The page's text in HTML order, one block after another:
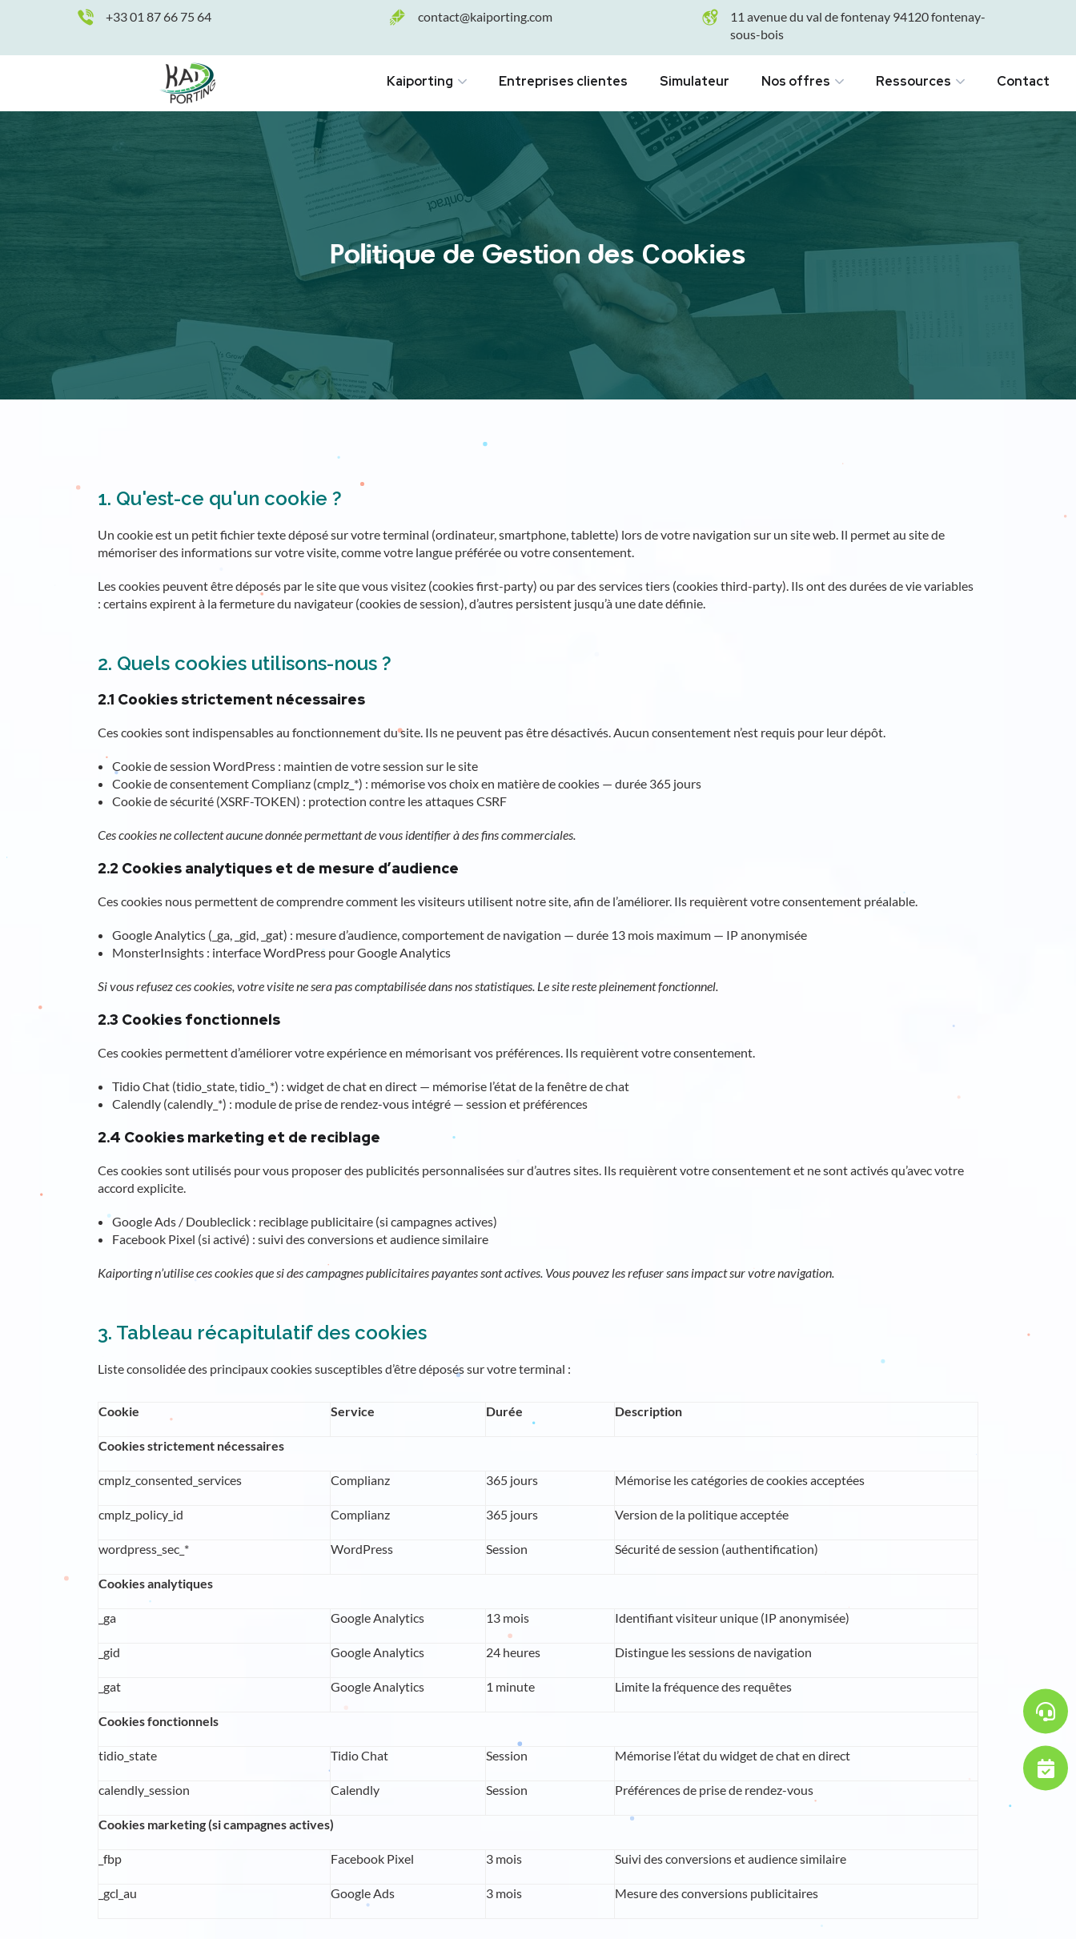
+33 01 87 66 75 64 contact@kaiporting.com
11 avenue du val de fontenay 94120 fontenay-
sous-bois
Kaiporting Entreprises clientes Simulateur Nos offres Ressources Contact
Politique de Gestion des Cookies
1. Qu'est-ce qu'un cookie ?
Un cookie est un petit fichier texte déposé sur votre terminal (ordinateur, smartphone, tablette) lors de votre navigation sur un site web. Il permet au site de
mémoriser des informations sur votre visite, comme votre langue préférée ou votre consentement.
Les cookies peuvent être déposés par le site que vous visitez (cookies first-party) ou par des services tiers (cookies third-party). Ils ont des durées de vie variables
: certains expirent à la fermeture du navigateur (cookies de session), d’autres persistent jusqu’à une date définie.
2. Quels cookies utilisons-nous ?
2.1 Cookies strictement nécessaires
Ces cookies sont indispensables au fonctionnement du site. Ils ne peuvent pas être désactivés. Aucun consentement n’est requis pour leur dépôt.
Cookie de session WordPress : maintien de votre session sur le site
Cookie de consentement Complianz (cmplz_*) : mémorise vos choix en matière de cookies — durée 365 jours
Cookie de sécurité (XSRF-TOKEN) : protection contre les attaques CSRF
Ces cookies ne collectent aucune donnée permettant de vous identifier à des fins commerciales.
2.2 Cookies analytiques et de mesure d’audience
Ces cookies nous permettent de comprendre comment les visiteurs utilisent notre site, afin de l’améliorer. Ils requièrent votre consentement préalable.
Google Analytics (_ga, _gid, _gat) : mesure d’audience, comportement de navigation — durée 13 mois maximum — IP anonymisée
MonsterInsights : interface WordPress pour Google Analytics
Si vous refusez ces cookies, votre visite ne sera pas comptabilisée dans nos statistiques. Le site reste pleinement fonctionnel.
2.3 Cookies fonctionnels
Ces cookies permettent d’améliorer votre expérience en mémorisant vos préférences. Ils requièrent votre consentement.
Tidio Chat (tidio_state, tidio_*) : widget de chat en direct — mémorise l’état de la fenêtre de chat
Calendly (calendly_*) : module de prise de rendez-vous intégré — session et préférences
2.4 Cookies marketing et de reciblage
Ces cookies sont utilisés pour vous proposer des publicités personnalisées sur d’autres sites. Ils requièrent votre consentement et ne sont activés qu’avec votre
accord explicite.
Google Ads / Doubleclick : reciblage publicitaire (si campagnes actives)
Facebook Pixel (si activé) : suivi des conversions et audience similaire
Kaiporting n’utilise ces cookies que si des campagnes publicitaires payantes sont actives. Vous pouvez les refuser sans impact sur votre navigation.
3. Tableau récapitulatif des cookies
Liste consolidée des principaux cookies susceptibles d’être déposés sur votre terminal :
Cookie Service Durée Description
Cookies strictement nécessaires
cmplz_consented_services Complianz 365 jours Mémorise les catégories de cookies acceptées
cmplz_policy_id Complianz 365 jours Version de la politique acceptée
wordpress_sec_* WordPress Session Sécurité de session (authentification)
Cookies analytiques
_ga Google Analytics 13 mois Identifiant visiteur unique (IP anonymisée)
_gid Google Analytics 24 heures Distingue les sessions de navigation
_gat Google Analytics 1 minute Limite la fréquence des requêtes
Cookies fonctionnels
tidio_state Tidio Chat Session Mémorise l’état du widget de chat en direct
calendly_session Calendly Session Préférences de prise de rendez-vous
Cookies marketing (si campagnes actives)
_fbp Facebook Pixel 3 mois Suivi des conversions et audience similaire
_gcl_au Google Ads 3 mois Mesure des conversions publicitaires